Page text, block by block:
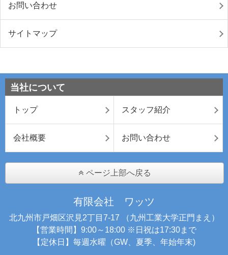
お問い合わせ
サイトマップ
当社について
トップ スタッフ紹介
会社概要 お問い合わせ
ページ上部へ戻る
有限会社 ワッツ
北九州市戸畑区沢見2丁目7-17 （九州工業大学正門まえ）
【営業時間】9:00～18:00 ※日祝は17:30まで
【定休日】毎週水曜（GW、夏季、年始年末)